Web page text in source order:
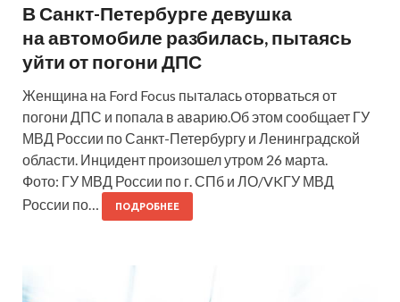
В Санкт-Петербурге девушка
на автомобиле разбилась, пытаясь
уйти от погони ДПС
Женщина на Ford Focus пыталась оторваться от
погони ДПС и попала в аварию.Об этом сообщает ГУ
МВД России по Санкт-Петербургу и Ленинградской
области. Инцидент произошел утром 26 марта.
Фото: ГУ МВД России по г. СПб и ЛО/VKГУ МВД
России по…
ПОДРОБНЕЕ